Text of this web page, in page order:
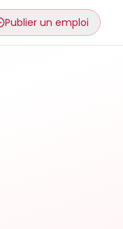
Publier un emploi